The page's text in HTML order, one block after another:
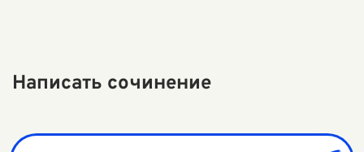
Написать сочинение